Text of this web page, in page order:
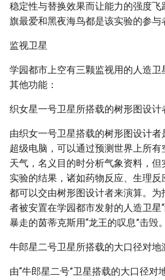
稳定性与替换效果而让能力的强度
旗最爱和黑夜海鸟都是该实验的参与
监视卫星
学园都市上空有三颗监视用的人造
其他功能：
织女星一号卫星所搭载的树形图设计
由织女一号卫星搭载的树形图设计
超级电脑，可以通过预测世界上所
天气，名义目的时分析气象资料，
实验的结果，诸如药物反应、生理
都可以交由树形图设计者来演算。
者被安置在学园都市发射的人造卫星
暴走的茵蒂克斯用“龙王的叹息”击毁。
牛郎星二号卫星所搭载的大口径对地
由“牛郎星二号”卫星搭载的大口径对